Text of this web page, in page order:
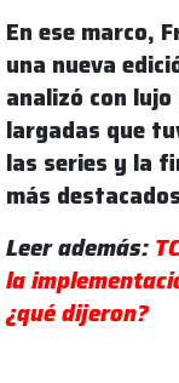
En ese marco,
una nueva
analizó con
largadas que
las series y la
más
Leer además:
la
¿qué dijeron?